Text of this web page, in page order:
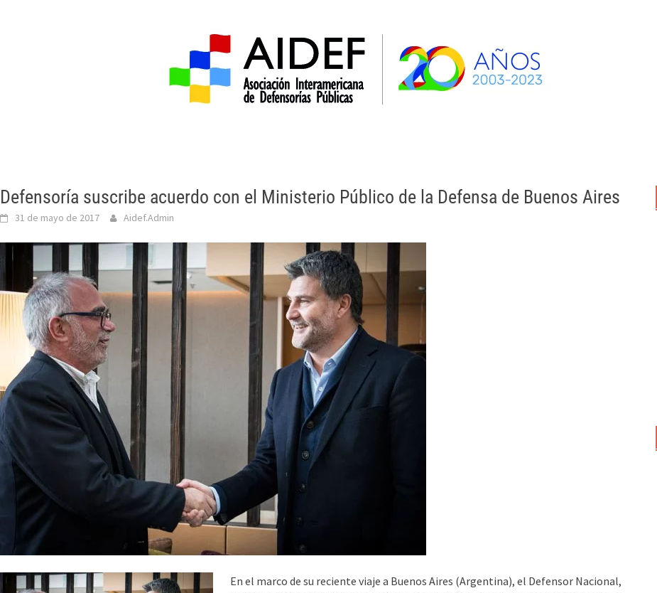
Defensoría suscribe acuerdo con el Ministerio Público de la Defensa de Buenos Aires
31 de mayo de 2017 Aidef.Admin
En el marco de su reciente viaje a Buenos Aires (Argentina), el Defensor Nacional,